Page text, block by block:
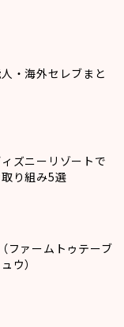
・海外セレブまと
ズニーリゾートで
り組み5選
ファームトゥテーブ
ウ）